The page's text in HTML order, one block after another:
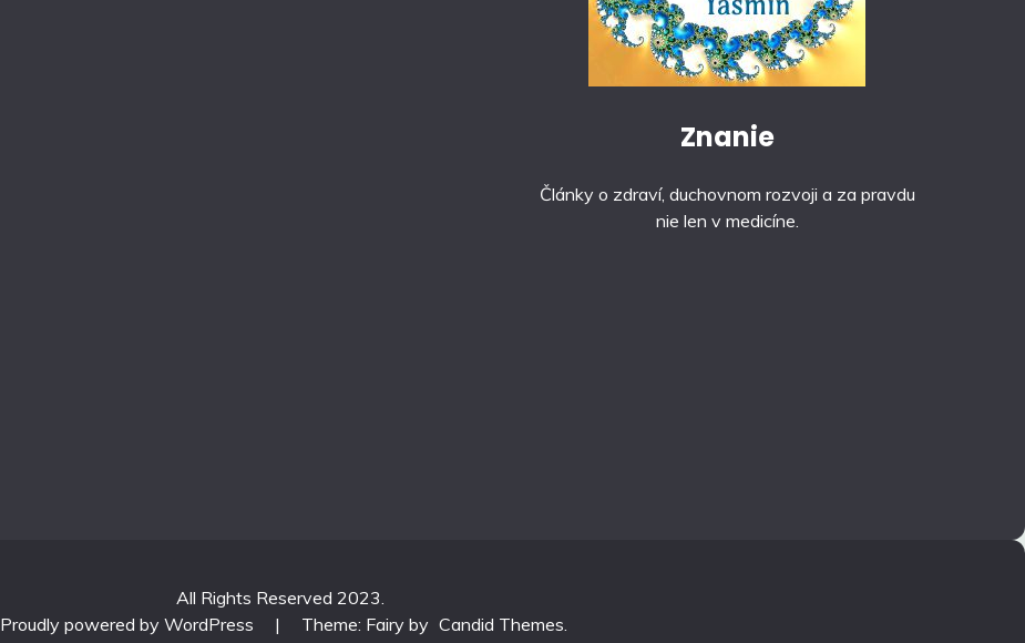
Znanie
Články o zdraví, duchovnom rozvoji a za pravdu
nie len v medicíne.
All Rights Reserved 2023.
Proudly powered by WordPress
| Theme: Fairy by Candid Themes.